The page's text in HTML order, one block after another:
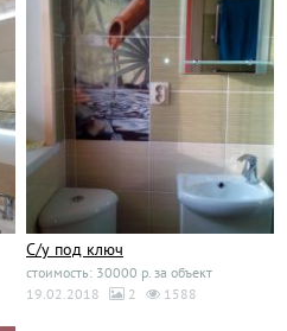
С/у под ключ
стоимость: 30000 р. за объект
19.02.2018
2 1588